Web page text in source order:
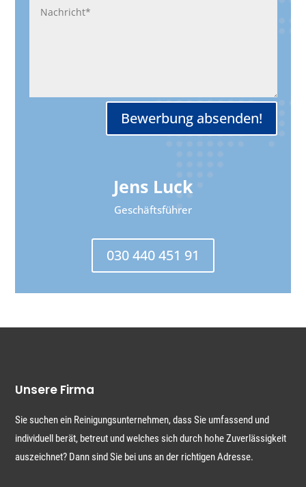
Bewerbung absenden!
Jens Luck
Geschäftsführer
030 440 451 91
Unsere Firma
Sie suchen ein Reinigungsunternehmen, dass Sie umfassend und
individuell berät, betreut und welches sich durch hohe Zuverlässigkeit
auszeichnet? Dann sind Sie bei uns an der richtigen Adresse.